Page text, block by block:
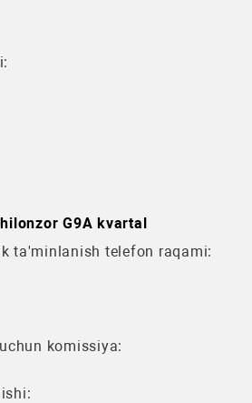
G9A kvartal
ta'minlanish telefon raqami:
komissiya: